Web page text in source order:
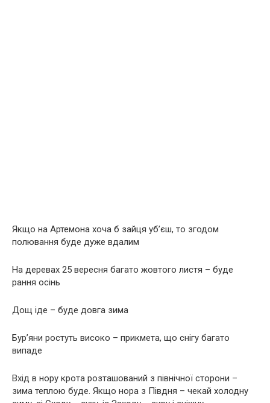
Якщо на Артемона хоча б зайця yб’єш, то згодом
полювання буде дуже вдалим
На деревах 25 вересня багато жовтого листя – буде
рання осінь
Дощ іде – буде довга зима
Бур’яни ростуть високо – прикмета, що снігу багато
випаде
Вхід в нору крота розташований з північної сторони –
зима теплою буде. Якщо нора з Півдня – чекай холодну